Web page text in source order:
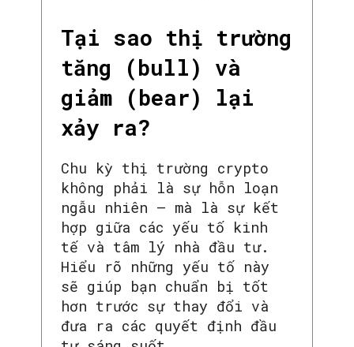
SEARCH...
Tại sao thị trường
tăng (bull) và
giảm (bear) lại
xảy ra?
Chu kỳ thị trường crypto
không phải là sự hỗn loạn
ngẫu nhiên — mà là sự kết
hợp giữa các yếu tố kinh
tế và tâm lý nhà đầu tư.
Hiểu rõ những yếu tố này
sẽ giúp bạn chuẩn bị tốt
hơn trước sự thay đổi và
đưa ra các quyết định đầu